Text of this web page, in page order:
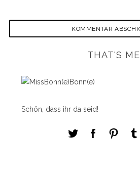
THAT'S ME
Schön, dass ihr da seid!